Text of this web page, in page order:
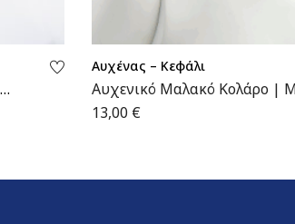
Αυχένας – Κεφάλι
Αυχενικό Μαλακό Κολάρο |
| Wemed
13,00 €